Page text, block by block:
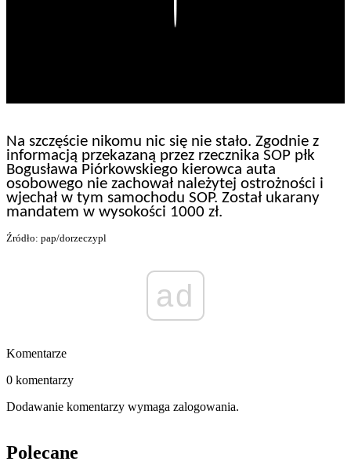
Na szczęście nikomu nic się nie stało. Zgodnie z
informacją przekazaną przez rzecznika SOP płk
Bogusława Piórkowskiego kierowca auta
osobowego nie zachował należytej ostrożności i
wjechał w tym samochodu SOP. Został ukarany
mandatem w wysokości 1000 zł.
Źródło: pap/dorzeczypl
ad
Komentarze
0 komentarzy
Dodawanie komentarzy wymaga zalogowania.
Polecane